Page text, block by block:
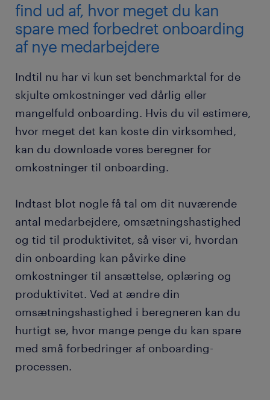
find ud af, hvor meget du kan
spare med forbedret onboarding
af nye medarbejdere
Indtil nu har vi kun set benchmarktal for de
skjulte omkostninger ved dårlig eller
mangelfuld onboarding. Hvis du vil estimere,
hvor meget det kan koste din virksomhed,
kan du downloade vores beregner for
omkostninger til onboarding.
Indtast blot nogle få tal om dit nuværende
antal medarbejdere, omsætningshastighed
og tid til produktivitet, så viser vi, hvordan
din onboarding kan påvirke dine
omkostninger til ansættelse, oplæring og
produktivitet. Ved at ændre din
omsætningshastighed i beregneren kan du
hurtigt se, hvor mange penge du kan spare
med små forbedringer af onboarding-
processen.